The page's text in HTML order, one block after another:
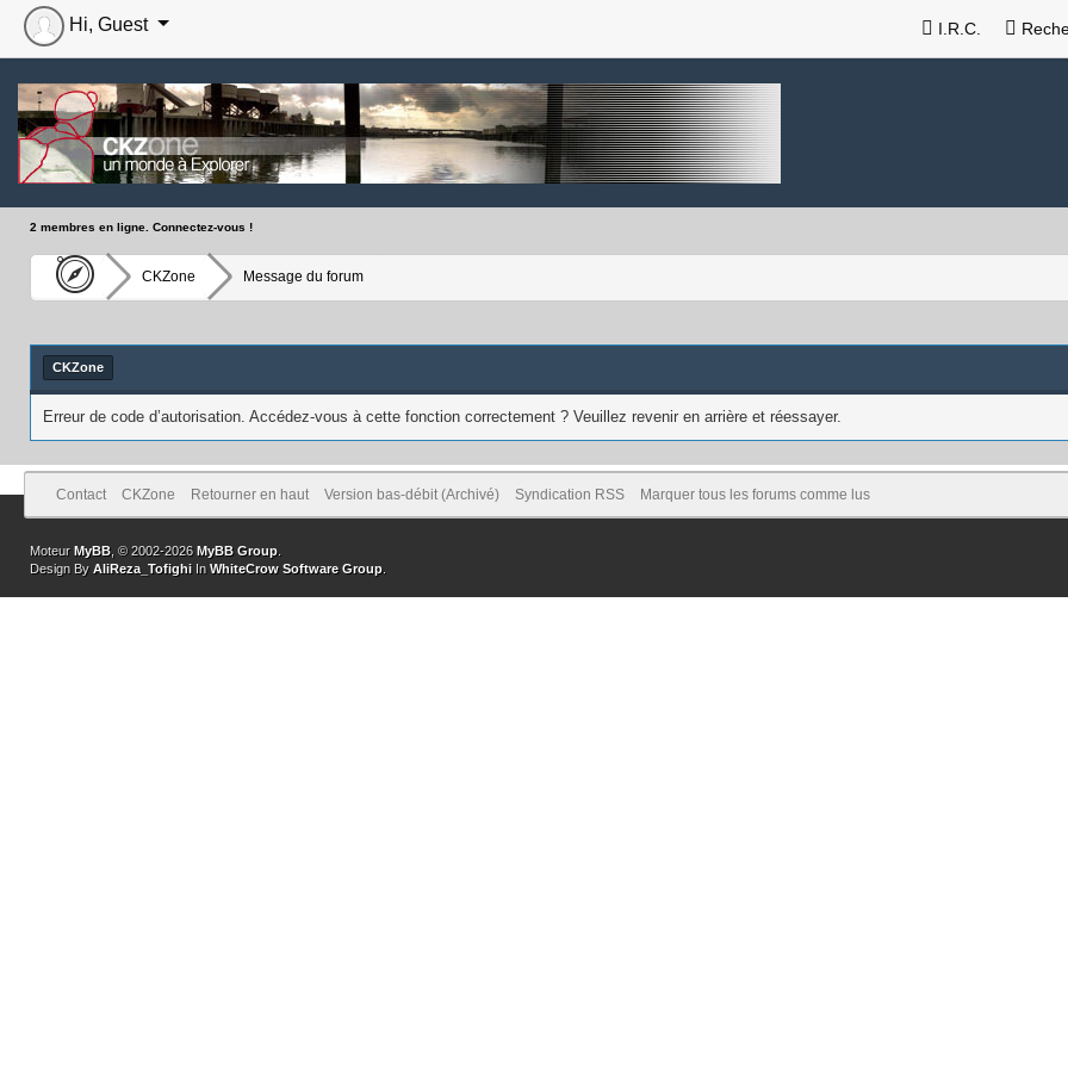
I.R.C.
Hi, Guest
2 membres en ligne. Connectez-vous !
CKZone Message du forum
CKZone
Erreur de code d’autorisation. Accédez-vous à cette fonction correctement ? Veuillez revenir en arrière et réessayer.
Contact CKZone Retourner en haut Version bas-débit (Archivé) Syndication RSS Marquer tous les forums comme lus
Moteur MyBB , © 2002-2026MyBB Group
Design By AliReza_Tofighi In WhiteCrow Software Group